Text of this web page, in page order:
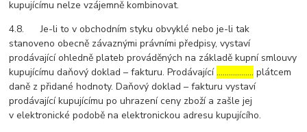
kupujícímu nelze vzájemně kombinovat.
4.8. Je-li to v obchodním styku obvyklé nebo je-li tak
stanoveno obecně závaznými právními předpisy, vystaví
prodávající ohledně plateb prováděných na základě kupní smlouvy
kupujícímu daňový doklad – fakturu. Prodávající……………… plátcem
daně z přidané hodnoty. Daňový doklad – fakturu vystaví
prodávající kupujícímu po uhrazení ceny zboží a zašle jej
v elektronické podobě na elektronickou adresu kupujícího.